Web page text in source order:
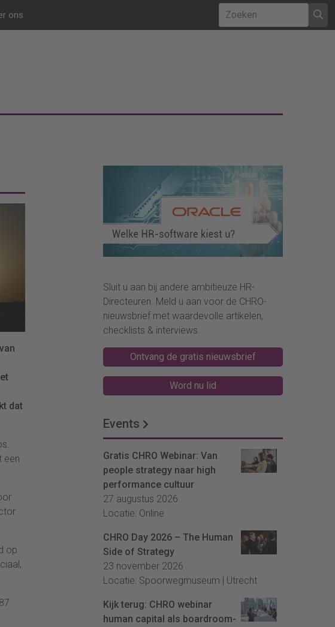
ons
dat
een
op
Sluit u aan bij andere ambitieuze HR-
Directeuren. Meld u aan voor de CHRO-
nieuwsbrief met waardevolle artikelen,
checklists & interviews.
Ontvang de gratis nieuwsbrief
Word nu lid
Events
Gratis CHRO Webinar: Van
people strategy naar high
performance cultuur
27 augustus 2026
Locatie: Online
CHRO Day 2026 – The Human
Side of Strategy
23 november 2026
Locatie: Spoorwegmuseum | Utrecht
Kijk terug: CHRO webinar
human capital als boardroom-